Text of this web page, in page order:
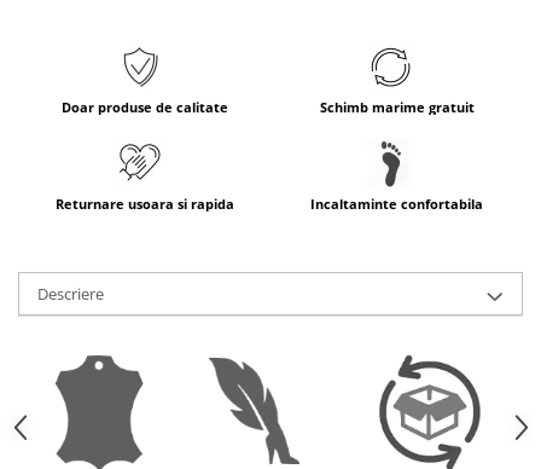
Doar produse de calitate Schimb marime gratuit
Returnare usoara si rapida Incaltaminte confortabila
Descriere